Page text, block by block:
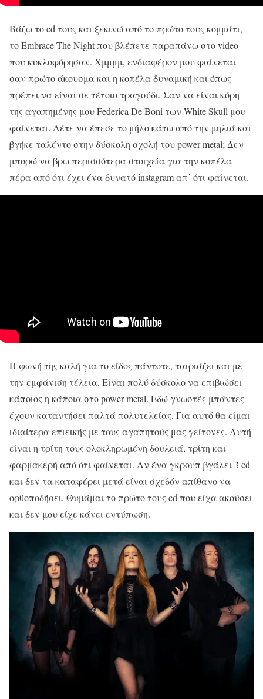
Βάζω το cd τους και ξεκινώ από το πρώτο τους κομμάτι,
το Embrace The Night που βλέπετε παραπάνω στο video
που κυκλοφόρησαν. Χμμμμ, ενδιαφέρον μου φαίνεται
σαν πρώτο άκουσμα και η κοπέλα δυναμική και όπως
πρέπει να είναι σε τέτοιο τραγούδι. Σαν να είναι κόρη
της αγαπημένης μου Federica De Boni των White Skull μου
φαίνεται. Λέτε να έπεσε το μήλο κάτω από την μηλιά και
βγήκε ταλέντο στην δύσκολη σχολή του power metal; Δεν
μπορώ να βρω περισσότερα στοιχεία για την κοπέλα
πέρα από ότι έχει ένα δυνατό instagram απ΄ ότι φαίνεται.
Η φωνή της καλή για το είδος πάντοτε, ταιριάζει και με
την εμφάνιση τέλεια. Είναι πολύ δύσκολο να επιβιώσει
κάποιος η κάποια στο power metal. Εδώ γνωστές μπάντες
έχουν καταντήσει παλτά πολυτελείας. Για αυτό θα είμαι
ιδιαίτερα επιεικής με τους αγαπητούς μας γείτονες. Αυτή
είναι η τρίτη τους ολοκληρωμένη δουλειά, τρίτη και
φαρμακερή από ότι φαίνεται. Αν ένα γκρουπ βγάλει 3 cd
και δεν τα καταφέρει μετά είναι σχεδόν απίθανο να
ορθοποδήσει. Θυμάμαι το πρώτο τους cd που είχα ακούσει
και δεν μου είχε κάνει εντύπωση.